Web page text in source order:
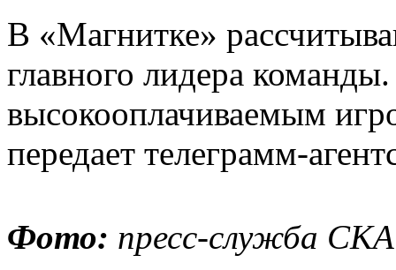
В «Магнитке»
главного лидера
высокооплачиваемым
передает телеграмм-
Фото: пресс-служба СКА